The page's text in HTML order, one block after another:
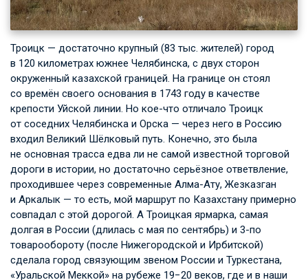
Троицк — достаточно крупный (83 тыс. жителей) город
в 120 километрах южнее Челябинска, с двух сторон
окруженный казахской границей. На границе он стоял
со времён своего основания в 1743 году в качестве
крепости Уйской линии. Но кое-что отличало Троицк
от соседних Челябинска и Орска — через него в Россию
входил Великий Шёлковый путь. Конечно, это была
не основная трасса едва ли не самой известной торговой
дороги в истории, но достаточно серьёзное ответвление,
проходившее через современные Алма-Ату, Жезказган
и Аркалык — то есть, мой маршрут по Казахстану примерно
совпадал с этой дорогой. А Троицкая ярмарка, самая
долгая в России (длилась с мая по сентябрь) и 3-по
товарообороту (после Нижегородской и Ирбитской)
сделала город связующим звеном России и Туркестана,
«Уральской Меккой» на рубеже 19−20 веков, где и в наши